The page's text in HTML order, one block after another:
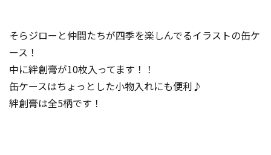
そらジローと仲間たちが四季を楽しんでるイラストの缶ケ
ース！
中に絆創膏が10枚入ってます！！
缶ケースはちょっとした小物入れにも便利♪
絆創膏は全5柄です！